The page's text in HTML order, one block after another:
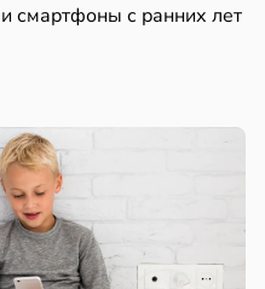
смартфоны с ранних лет